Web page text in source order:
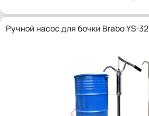
Ручной насос для бочки Brabo YS-32